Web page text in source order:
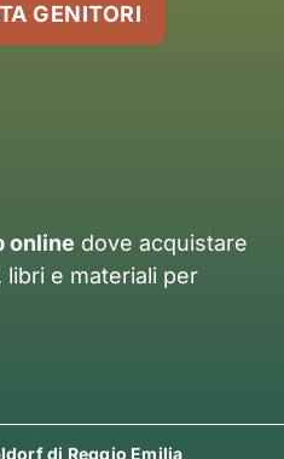
GENITORI
online dove acquistare
e materiali per
di Reggio Emilia